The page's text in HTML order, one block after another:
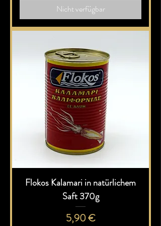
6
€
p
o
1
K
i
l
o
g
r
m
m
Nicht verfügbar
Flokos Kalamari in natürlichem
Saft 370g
Preis
5,90 €